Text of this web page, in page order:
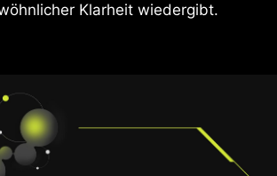
Klarheit wiedergibt.